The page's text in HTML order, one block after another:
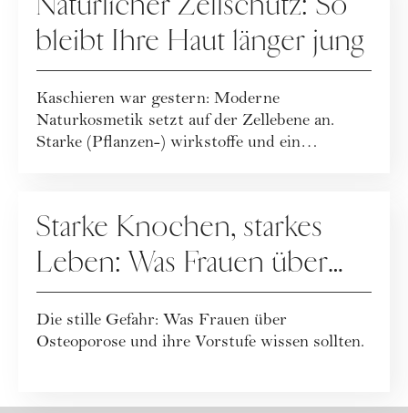
bleibt Ihre Haut länger jung
Kaschieren war gestern: Moderne
Naturkosmetik setzt auf der Zellebene an.
Starke (Pflanzen-) wirkstoffe und ein
Starke Knochen, starkes
Leben: Was Frauen über
Osteoporose wissen
sollten
Die stille Gefahr: Was Frauen über
Osteoporose und ihre Vorstufe wissen sollten.